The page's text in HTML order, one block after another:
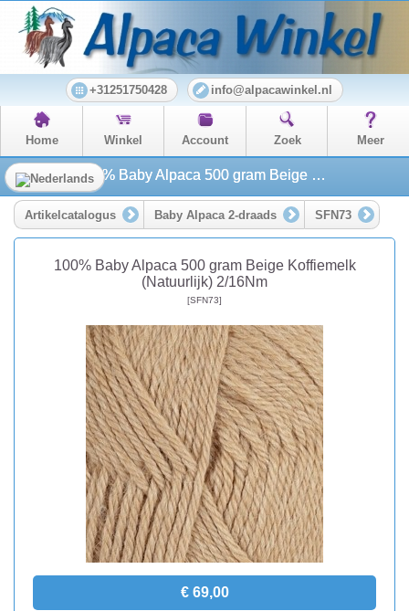
+31251750428 info@alpacawinkel.nl
Home Winkel Account Zoek Meer
100% Baby Alpaca 500 gram Beige Koffiemelk (Natuurlijk) 2/16Nm
Artikelcatalogus Baby Alpaca 2-draads SFN73
100% Baby Alpaca 500 gram Beige Koffiemelk
(Natuurlijk) 2/16Nm
[SFN73]
€ 69,00